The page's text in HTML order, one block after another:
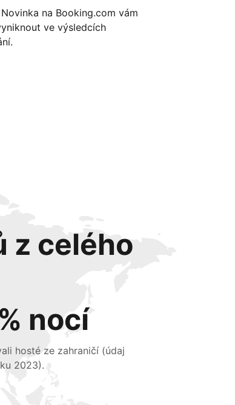
na Booking.com vám
ve výsledcích
z celého
nocí
hosté ze zahraničí (údaj
2023).